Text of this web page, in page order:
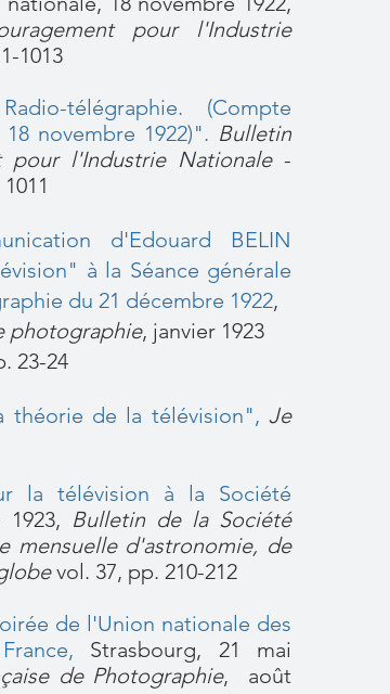
pour l'Industrie
1013
télégraphie. (Compte
novembre 1922)". Bulletin
pour l'Industrie Nationale-
d'Edouard BELIN
à la Séance générale
du 21 décembre 1922,
photographie, janvier 1923
23-24
théorie de la télévision", Je
la télévision à la Société
Bulletin de la Société
mensuelle d'astronomie, de
vol. 37, pp. 210-212
de l'Union nationale des
, Strasbourg, 21 mai
de Photographie, août